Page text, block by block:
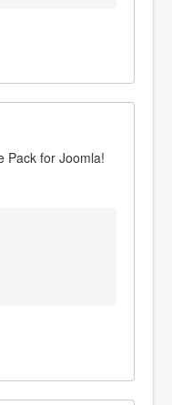
Pack for Joomla!